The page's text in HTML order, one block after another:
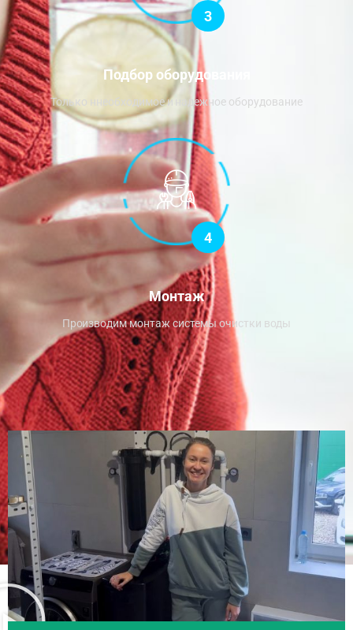
3
Подбор оборудования
Только ннеобходимое и надежное оборудование
4
Монтаж
Производим монтаж системы очистки воды